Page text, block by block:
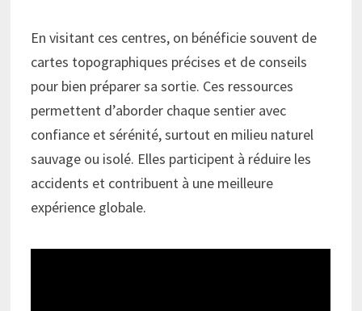
En visitant ces centres, on bénéficie souvent de
cartes topographiques précises et de conseils
pour bien préparer sa sortie. Ces ressources
permettent d’aborder chaque sentier avec
confiance et sérénité, surtout en milieu naturel
sauvage ou isolé. Elles participent à réduire les
accidents et contribuent à une meilleure
expérience globale.